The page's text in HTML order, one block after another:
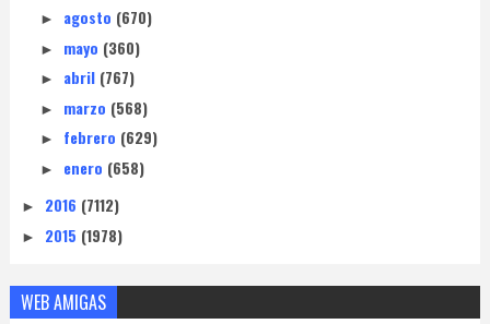
► agosto (670)
► mayo (360)
► abril (767)
► marzo (568)
► febrero (629)
► enero (658)
► 2016 (7112)
► 2015 (1978)
WEB AMIGAS